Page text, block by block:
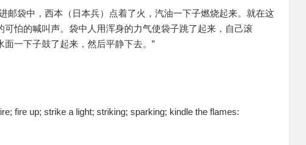
邮袋中，西本（日本兵）点着了火，汽油一下子燃烧起来。就在这
可怕的喊叫声。袋中人用浑身的力气使袋子跳了起来，自己滚
一下子鼓了起来，然后平静下去。”
fire up; strike a light; striking; sparking; kindle the flames: